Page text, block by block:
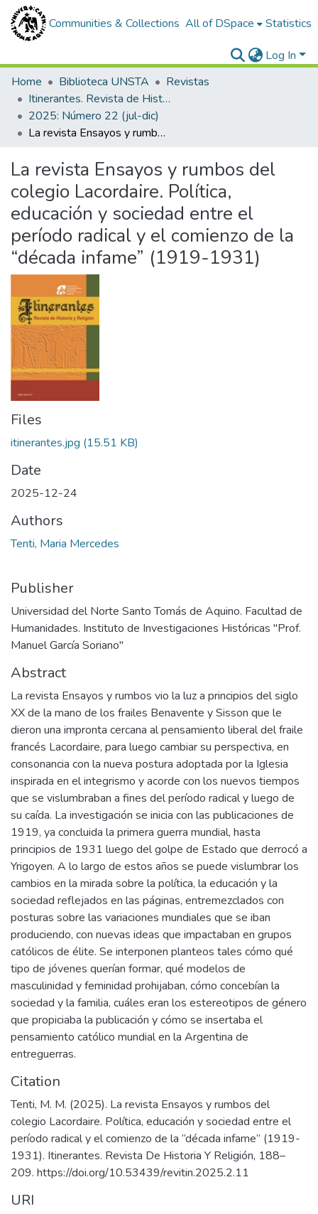
Communities & Collections All of DSpace Statistics
Log In
Home
Biblioteca UNSTA
Revistas
Itinerantes. Revista de Historia y Religión
2025: Número 22 (jul-dic)
La revista Ensayos y rumbos del colegio Lacordaire. Política, educación y sociedad entre el período radical y el comienzo de la “década infame” (1919-1931)
La revista Ensayos y rumbos del
colegio Lacordaire. Política,
educación y sociedad entre el
período radical y el comienzo de la
“década infame” (1919-1931)
Files
itinerantes.jpg (15.51 KB)
Date
2025-12-24
Authors
Tenti, Maria Mercedes
Publisher
Universidad del Norte Santo Tomás de Aquino. Facultad de
Humanidades. Instituto de Investigaciones Históricas "Prof.
Manuel García Soriano"
Abstract
La revista Ensayos y rumbos vio la luz a principios del siglo
XX de la mano de los frailes Benavente y Sisson que le
dieron una impronta cercana al pensamiento liberal del fraile
francés Lacordaire, para luego cambiar su perspectiva, en
consonancia con la nueva postura adoptada por la Iglesia
inspirada en el integrismo y acorde con los nuevos tiempos
que se vislumbraban a fines del período radical y luego de
su caída. La investigación se inicia con las publicaciones de
1919, ya concluida la primera guerra mundial, hasta
principios de 1931 luego del golpe de Estado que derrocó a
Yrigoyen. A lo largo de estos años se puede vislumbrar los
cambios en la mirada sobre la política, la educación y la
sociedad reflejados en las páginas, entremezclados con
posturas sobre las variaciones mundiales que se iban
produciendo, con nuevas ideas que impactaban en grupos
católicos de élite. Se interponen planteos tales cómo qué
tipo de jóvenes querían formar, qué modelos de
masculinidad y feminidad prohijaban, cómo concebían la
sociedad y la familia, cuáles eran los estereotipos de género
que propiciaba la publicación y cómo se insertaba el
pensamiento católico mundial en la Argentina de
entreguerras.
Citation
Tenti, M. M. (2025). La revista Ensayos y rumbos del
colegio Lacordaire. Política, educación y sociedad entre el
período radical y el comienzo de la “década infame” (1919-
1931). Itinerantes. Revista De Historia Y Religión, 188–
209. https://doi.org/10.53439/revitin.2025.2.11
URI